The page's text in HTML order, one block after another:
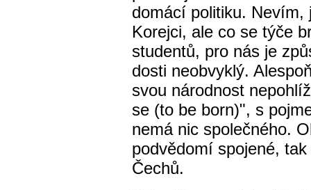
domácí politiku.
Korejci, ale co se týče
studentů, pro nás je
dosti neobvyklý.
svou národnost
se (to be born)", s
nemá nic společného.
podvědomí spojené,
Čechů.